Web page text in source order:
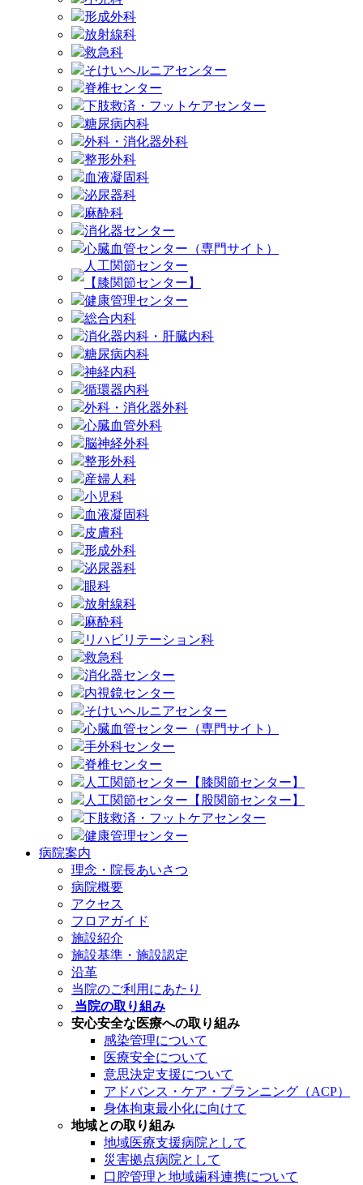
形成外科
放射線科
救急科
そけいヘルニアセンター
脊椎センター
下肢救済・フットケアセンター
糖尿病内科
外科・消化器外科
整形外科
血液凝固科
泌尿器科
麻酔科
消化器センター
心臓血管センター（専門サイト）
人工関節センター
【膝関節センター】
健康管理センター
総合内科
消化器内科・肝臓内科
糖尿病内科
神経内科
循環器内科
外科・消化器外科
心臓血管外科
脳神経外科
整形外科
産婦人科
小児科
血液凝固科
皮膚科
形成外科
泌尿器科
眼科
放射線科
麻酔科
リハビリテーション科
救急科
消化器センター
内視鏡センター
そけいヘルニアセンター
心臓血管センター（専門サイト）
手外科センター
脊椎センター
人工関節センター【膝関節センター】
人工関節センター【股関節センター】
下肢救済・フットケアセンター
健康管理センター
病院案内
理念・院長あいさつ
病院概要
アクセス
フロアガイド
施設紹介
施設基準・施設認定
沿革
当院のご利用にあたり
当院の取り組み
安心安全な医療への取り組み
感染管理について
医療安全について
意思決定支援について
アドバンス・ケア・プランニング（ACP）
身体拘束最小化に向けて
地域との取り組み
地域医療支援病院として
災害拠点病院として
口腔管理と地域歯科連携について